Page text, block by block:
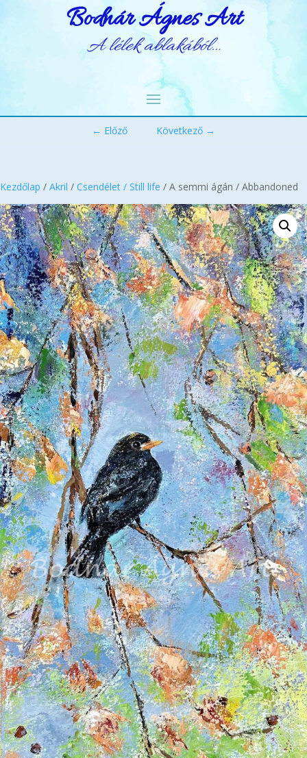
Bodnár Ágnes Art
A lélek ablakából…
Következő →
← Előző
Kezdőlap / Akril / Csendélet / Still life / A semmi ágán / Abbandoned